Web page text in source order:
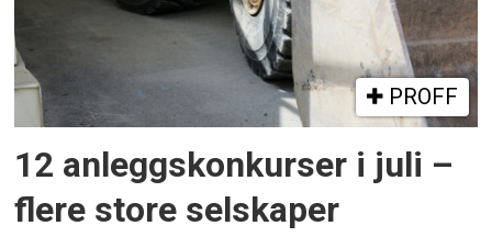
PROFF
12 anleggskonkurser i juli –
flere store selskaper